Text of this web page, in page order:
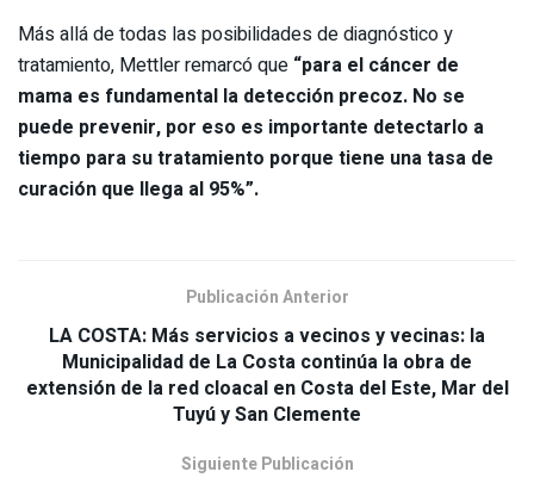
Más allá de todas las posibilidades de diagnóstico y
tratamiento, Mettler remarcó que “para el cáncer de
mama es fundamental la detección precoz. No se
puede prevenir, por eso es importante detectarlo a
tiempo para su tratamiento porque tiene una tasa de
curación que llega al 95%”.
Publicación Anterior
LA COSTA: Más servicios a vecinos y vecinas: la
Municipalidad de La Costa continúa la obra de
extensión de la red cloacal en Costa del Este, Mar del
Tuyú y San Clemente
Siguiente Publicación